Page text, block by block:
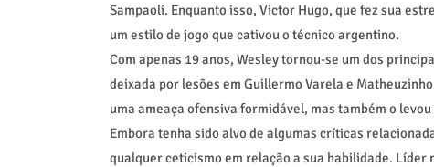
Sampaoli. Enquanto isso, Victor Hugo, que fez sua
um estilo de jogo que cativou o técnico argentino.
Com apenas 19 anos, Wesley tornou-se um dos
deixada por lesões em Guillermo Varela e
uma ameaça ofensiva formidável, mas também o
Embora tenha sido alvo de algumas críticas
qualquer ceticismo em relação a sua habilidade. Líder